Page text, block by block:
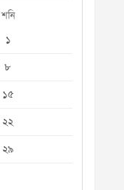
শনি
১
৮
১৫
২২
২৯